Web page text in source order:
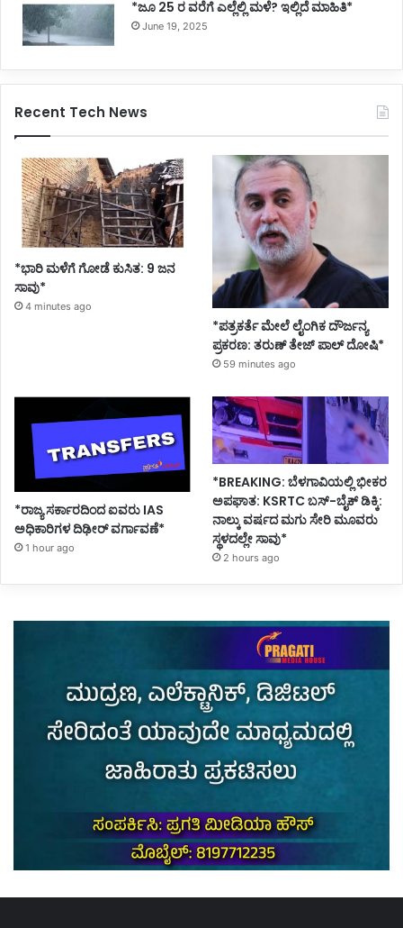
*ಜೂ 25 ರ ವರೆಗೆ ಎಲ್ಲೆಲ್ಲಿ ಮಳೆ? ಇಲ್ಲಿದೆ ಮಾಹಿತಿ*
June 19, 2025
Recent Tech News
*ಭಾರಿ ಮಳೆಗೆ ಗೋಡೆ ಕುಸಿತ: 9 ಜನ
ಸಾವು*
4 minutes ago
*ಪತ್ರಕರ್ತೆ ಮೇಲೆ ಲೈಂಗಿಕ ದೌರ್ಜನ್ಯ
ಪ್ರಕರಣ: ತರುಣ್ ತೇಜ್ ಪಾಲ್ ದೋಷಿ*
59 minutes ago
*ರಾಜ್ಯ ಸರ್ಕಾರದಿಂದ ಐವರು IAS
ಅಧಿಕಾರಿಗಳ ದಿಢೀರ್ ವರ್ಗಾವಣೆ*
1 hour ago
*BREAKING: ಬೆಳಗಾವಿಯಲ್ಲಿ ಭೀಕರ
ಅಪಘಾತ: KSRTC ಬಸ್-ಬೈಕ್ ಡಿಕ್ಕಿ:
ನಾಲ್ಕು ವರ್ಷದ ಮಗು ಸೇರಿ ಮೂವರು
ಸ್ಥಳದಲ್ಲೇ ಸಾವು*
2 hours ago